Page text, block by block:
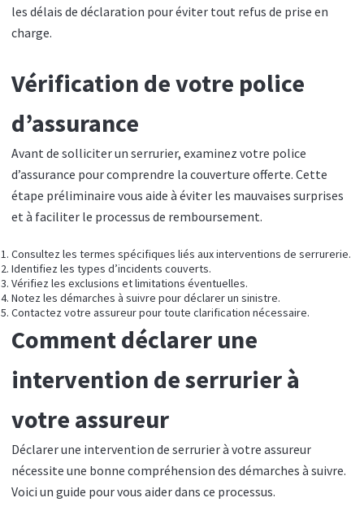
les délais de déclaration pour éviter tout refus de prise en
charge.
Vérification de votre police
d’assurance
Avant de solliciter un serrurier, examinez votre police
d’assurance pour comprendre la couverture offerte. Cette
étape préliminaire vous aide à éviter les mauvaises surprises
et à faciliter le processus de remboursement.
Consultez les termes spécifiques liés aux interventions de serrurerie.
Identifiez les types d’incidents couverts.
Vérifiez les exclusions et limitations éventuelles.
Notez les démarches à suivre pour déclarer un sinistre.
Contactez votre assureur pour toute clarification nécessaire.
Comment déclarer une
intervention de serrurier à
votre assureur
Déclarer une intervention de serrurier à votre assureur
nécessite une bonne compréhension des démarches à suivre.
Voici un guide pour vous aider dans ce processus.